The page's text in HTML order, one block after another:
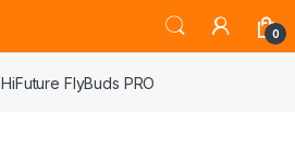
0
HiFuture FlyBuds PRO